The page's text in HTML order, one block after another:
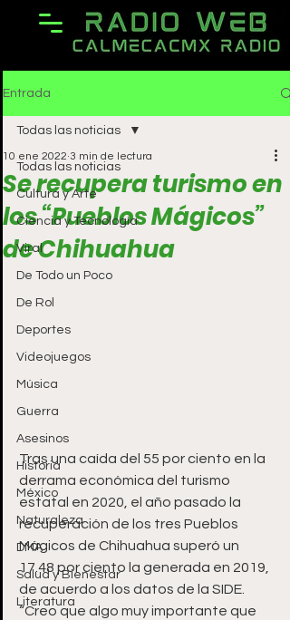
Entrada
Todas las noticias
Cultura y Arte
Ciencia y Tecnología
Viral
De Todo un Poco
De Rol
Deportes
Videojuegos
Música
Guerra
Asesinos
Historia
México
Naturaleza
DMA
Salud y Bienestar
Literatura
Todas las noticias
Se recupera turismo en
los “Pueblos Mágicos”
de Chihuahua
10 ene 2022 3 min de lectura
Tras una caída del 55 por ciento en la
derrama económica del turismo
estatal en 2020, el año pasado la
recuperación de los tres Pueblos
Mágicos de Chihuahua superó un
17.48 por ciento la generada en 2019,
de acuerdo a los datos de la SIDE.
“Creo que algo muy importante que